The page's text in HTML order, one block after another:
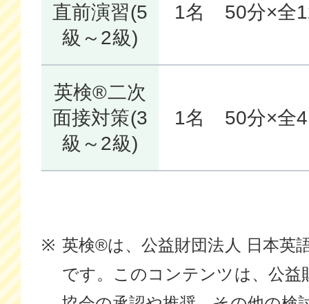
直前演習(5
級～2級)
1名 50分×全
英検®二次
面接対策(3
級～2級)
1名 50分×全
英検®は、公益財団法人 日本英
です。このコンテンツは、公益